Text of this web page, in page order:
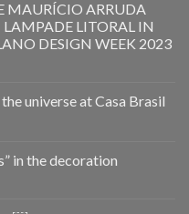
MAURÍCIO ARRUDA
LITORAL IN
DESIGN WEEK 2023
universe at Casa Brasil
in the decoration